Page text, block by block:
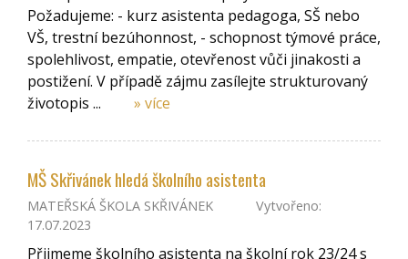
Požadujeme: - kurz asistenta pedagoga, SŠ nebo
VŠ, trestní bezúhonnost, - schopnost týmové práce,
spolehlivost, empatie, otevřenost vůči jinakosti a
postižení. V případě zájmu zasílejte strukturovaný
životopis ...
» více
MŠ Skřivánek hledá školního asistenta
MATEŘSKÁ ŠKOLA SKŘIVÁNEK
Vytvořeno:
17.07.2023
Přijmeme školního asistenta na školní rok 23/24 s